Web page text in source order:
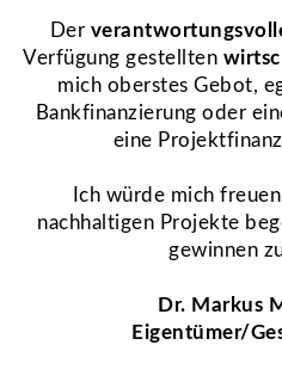
Der
Verfügung gestellten
mich oberstes Gebot,
Bankfinanzierung oder
eine
Ich würde mich
nachhaltigen Projekte
gewinnen
Dr. Markus
Eigentümer/